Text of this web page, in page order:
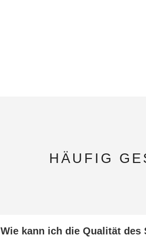
HÄUFIG
Wie kann ich die Qualität des